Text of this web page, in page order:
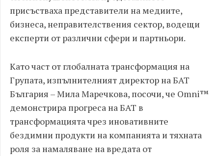
присъстваха представители на медиите,
бизнеса, неправителствения сектор, водещи
експерти от различни сфери и партньори.
Като част от глобалната трансформация на
Групата, изпълнителният директор на БАТ
България – Мила Маречкова, посочи, че Omni™
демонстрира прогреса на БАТ в
трансформацията чрез иновативните
бездимни продукти на компанията и тяхната
роля за намаляване на вредата от